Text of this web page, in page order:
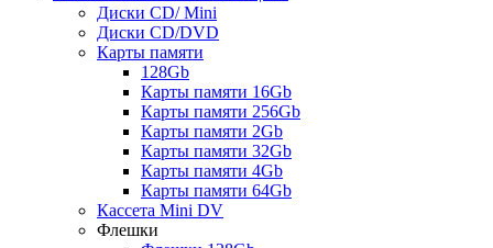
Диски CD/ Mini
Диски CD/DVD
Карты памяти
128Gb
Карты памяти 16Gb
Карты памяти 256Gb
Карты памяти 2Gb
Карты памяти 32Gb
Карты памяти 4Gb
Карты памяти 64Gb
Кассета Mini DV
Флешки